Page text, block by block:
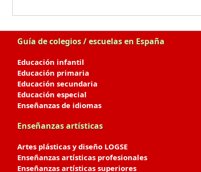
Guía de colegios / escuelas en España
Educación infantil
Educación primaria
Educación secundaria
Educación especial
Enseñanzas de idiomas
Enseñanzas artísticas
Artes plásticas y diseño LOGSE
Enseñanzas artísticas profesionales
Enseñanzas artísticas superiores